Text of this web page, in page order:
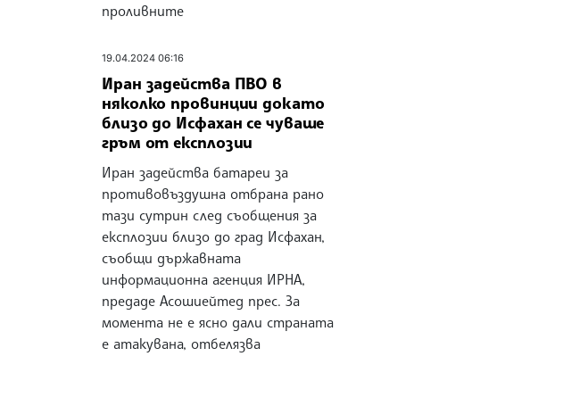
проливните
19.04.2024 06:16
Иран задейства ПВО в
няколко провинции докато
близо до Исфахан се чуваше
гръм от експлозии
Иран задейства батареи за
противовъздушна отбрана рано
тази сутрин след съобщения за
експлозии близо до град Исфахан,
съобщи държавната
информационна агенция ИРНА,
предаде Асошиейтед прес. За
момента не е ясно дали страната
е атакувана, отбелязва